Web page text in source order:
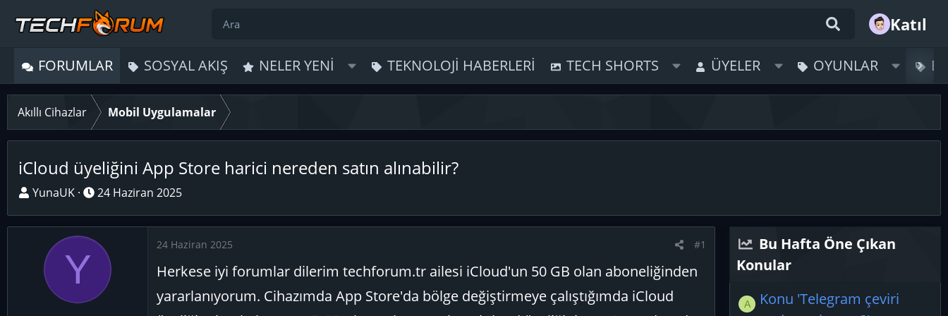
Katıl
FORUMLAR SOSYAL AKIŞ NELER YENI TEKNOLOJI HABERLERI TECH SHORTS ÜYELER OYUNLAR
Akıllı Cihazlar Mobil Uygulamalar
iCloud üyeliğini App Store harici nereden satın alınabilir?
K
n
YunaUK
B
ş
l
g
24 Haziran 2025
Y
24 Haziran 2025 #1
Herkese iyi forumlar dilerim techforum.tr ailesi iCloud'un 50 GB olan aboneliğinden
yararlanıyorum. Cihazımda App Store'da bölge değiştirmeye çalıştığımda iCloud
Bu Hafta Öne Çıkan
Konular
A
Konu 'Telegram çeviri